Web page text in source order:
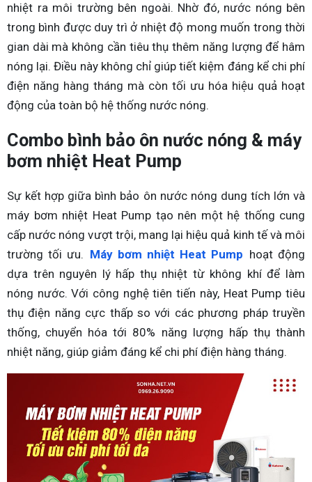
nhiệt ra môi trường bên ngoài. Nhờ đó, nước nóng bên
trong bình được duy trì ở nhiệt độ mong muốn trong thời
gian dài mà không cần tiêu thụ thêm năng lượng để hâm
nóng lại. Điều này không chỉ giúp tiết kiệm đáng kể chi phí
điện năng hàng tháng mà còn tối ưu hóa hiệu quả hoạt
động của toàn bộ hệ thống nước nóng.
Combo bình bảo ôn nước nóng & máy
bơm nhiệt Heat Pump
Sự kết hợp giữa bình bảo ôn nước nóng dung tích lớn và
máy bơm nhiệt Heat Pump tạo nên một hệ thống cung
cấp nước nóng vượt trội, mang lại hiệu quả kinh tế và môi
trường tối ưu. Máy bơm nhiệt Heat Pump hoạt động
dựa trên nguyên lý hấp thụ nhiệt từ không khí để làm
nóng nước. Với công nghệ tiên tiến này, Heat Pump tiêu
thụ điện năng cực thấp so với các phương pháp truyền
thống, chuyển hóa tới 80% năng lượng hấp thụ thành
nhiệt năng, giúp giảm đáng kể chi phí điện hàng tháng.